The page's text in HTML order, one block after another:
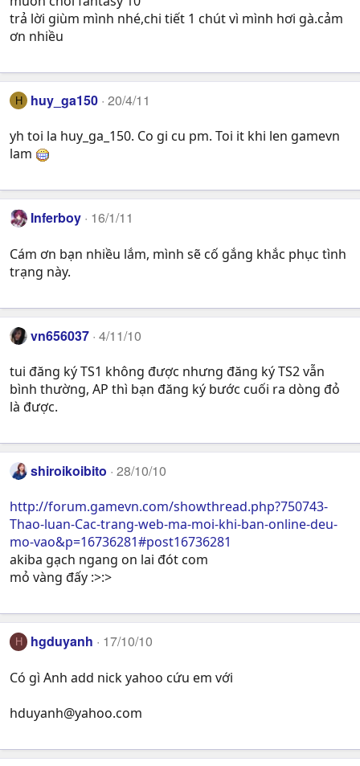
trả lời giùm mình nhé,chi tiết 1 chút vì mình hơi gà.cảm
ơn nhiều
H huy_ga150 20/4/11
yh toi la huy_ga_150. Co gi cu pm. Toi it khi len gamevn
lam
Inferboy 16/1/11
Cám ơn bạn nhiều lắm, mình sẽ cố gắng khắc phục tình
trạng này.
vn656037 4/11/10
tui đăng ký TS1 không được nhưng đăng ký TS2 vẫn
bình thường, AP thì bạn đăng ký bước cuối ra dòng đỏ
là được.
shiroikoibito 28/10/10
http://forum.gamevn.com/showthread.php?750743-
Thao-luan-Cac-trang-web-ma-moi-khi-ban-online-deu-
mo-vao&p=16736281#post16736281
akiba gạch ngang on lai đót com
mỏ vàng đấy :>:>
H hgduyanh 17/10/10
Có gì Anh add nick yahoo cứu em với
hduyanh@yahoo.com